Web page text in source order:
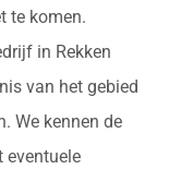
te komen.
in Rekken
van het gebied
We kennen de
eventuele